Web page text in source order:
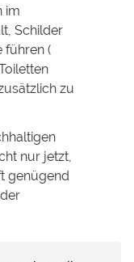
im
Schilder
führen (
zu
nur jetzt,
genügend